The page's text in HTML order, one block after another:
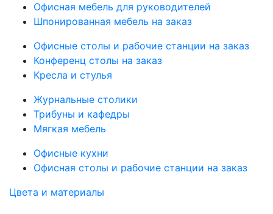
Офисная мебель для руководителей
Шпонированная мебель на заказ
Офисные столы и рабочие станции на заказ
Конференц столы на заказ
Кресла и стулья
Журнальные столики
Трибуны и кафедры
Мягкая мебель
Офисные кухни
Офисная столы и рабочие станции на заказ
Цвета и материалы